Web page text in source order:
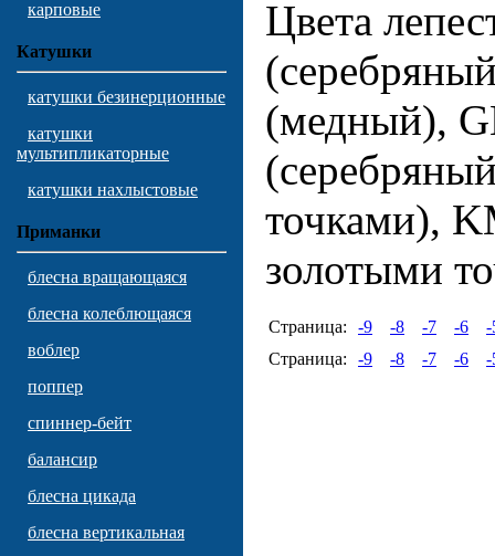
карповые
Катушки
катушки безинерционные
катушки
мультипликаторные
катушки нахлыстовые
Приманки
блесна вращающаяся
блесна колеблющаяся
воблер
поппер
спиннер-бейт
балансир
блесна цикада
блесна вертикальная
Цвета
(медный),
точками),
золотыми
Страница: -9 -8 -7 -6
-
Страница:
-9 -8 -7 -6 -